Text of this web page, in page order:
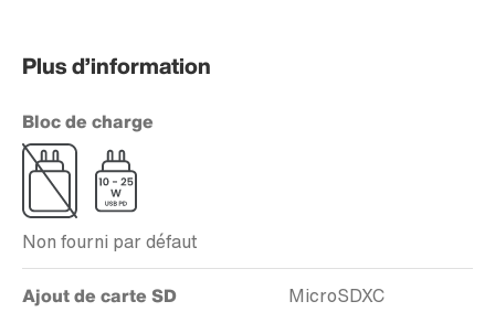
Plus d’information
Bloc de charge
Non fourni par défaut
Ajout de carte SD MicroSDXC